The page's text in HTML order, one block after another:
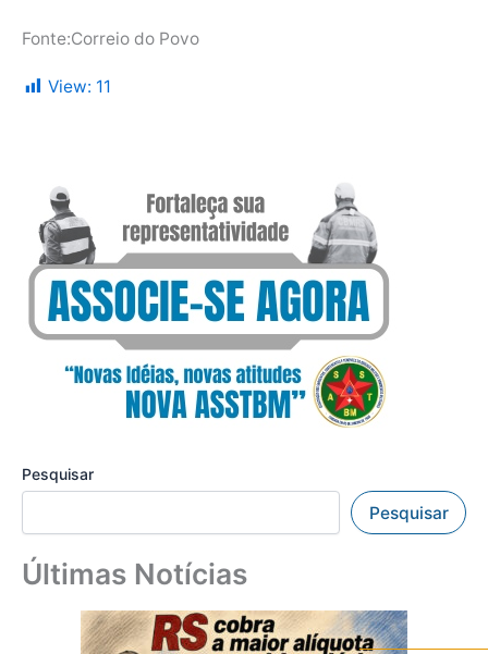
Fonte:Correio do Povo
View: 11
Pesquisar
Pesquisar
Últimas Notícias